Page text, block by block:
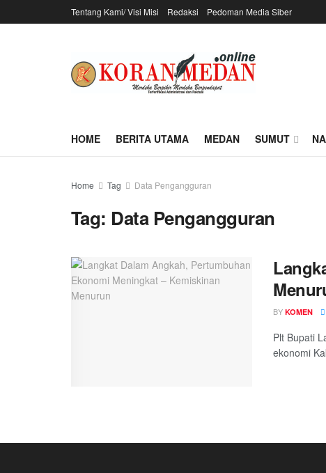
Tentang Kami/ Visi Misi Redaksi Pedoman Media Siber
HOME BERITA UTAMA MEDAN SUMUT
Home Tag Data Pengangguran
Tag: Data Pengangguran
BY KOMEN
Plt Bupati
ekonomi